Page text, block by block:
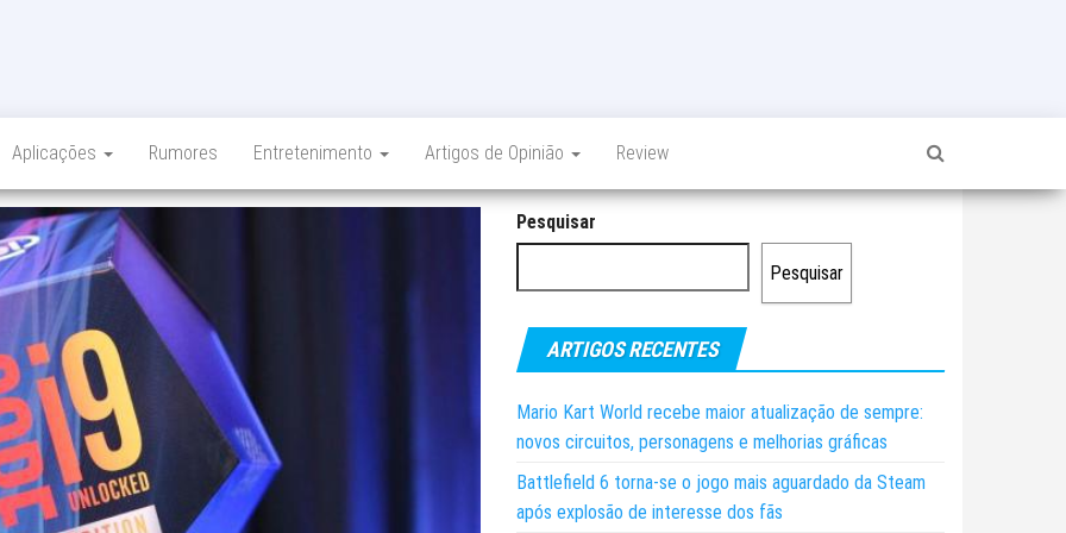
Aplicações Rumores Entretenimento Artigos de Opinião Review
Pesquisar
Pesquisar
ARTIGOS RECENTES
Mario Kart World recebe maior atualização de sempre:
novos circuitos, personagens e melhorias gráficas
Battlefield 6 torna-se o jogo mais aguardado da Steam
após explosão de interesse dos fãs